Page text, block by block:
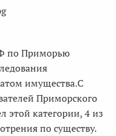
по Приморью
имущества.С
Приморского
этой категории, 4 из
по существу.